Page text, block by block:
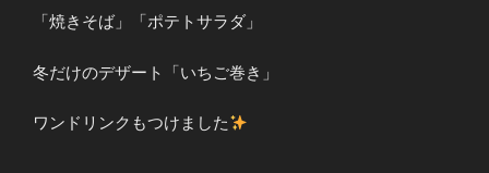
「焼きそば」「ポテトサラダ」
冬だけのデザート「いちご巻き」
ワンドリンクもつけました